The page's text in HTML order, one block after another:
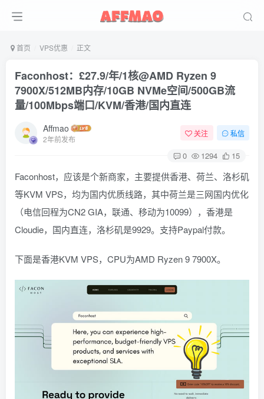
首页 VPS优惠 正文
Faconhost：£27.9/年/1核@AMD Ryzen 9
7900X/512MB内存/10GB NVMe空间/500GB流
量/100Mbps端口/KVM/香港/国内直连
Affmao
2年前发布
关注 私信
0 1294 15
Faconhost，应该是个新商家，主要提供香港、荷兰、洛杉矶
等KVM VPS，均为国内优质线路，其中荷兰是三网国内优化
（电信回程为CN2 GIA，联通、移动为10099），香港是
Cloudie，国内直连，洛杉矶是9929。支持Paypal付款。
下面是香港KVM VPS，CPU为AMD Ryzen 9 7900X。